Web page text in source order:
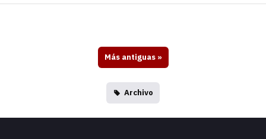
Más antiguas »
Archivo